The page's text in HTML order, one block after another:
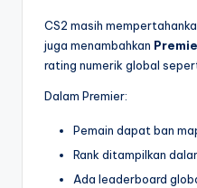
CS2 masih
juga menambahkan
rating numerik global
Dalam Premier:
Pemain dapat ban
Rank ditampilkan
Ada leaderboard